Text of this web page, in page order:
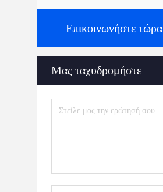
Επικοινωνήστε τώρα
Μας ταχυδρομήστε